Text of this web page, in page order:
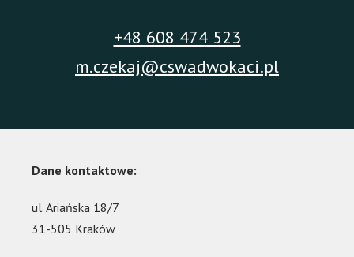
+48 608 474 523
m.czekaj@cswadwokaci.pl
Dane kontaktowe:
ul. Ariańska 18/7
31-505 Kraków